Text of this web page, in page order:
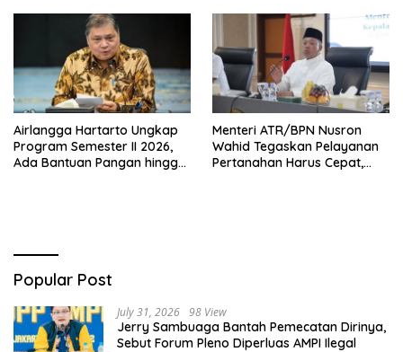
Airlangga Hartarto Ungkap
Program Semester II 2026,
Ada Bantuan Pangan hingga
Menteri ATR/BPN Nusron
Wahid Tegaskan Pelayanan
Pertanahan Harus Cepat,
Popular Post
July 31, 2026 98 View
Jerry Sambuaga Bantah Pemecatan Dirinya,
Sebut Forum Pleno Diperluas AMPI Ilegal